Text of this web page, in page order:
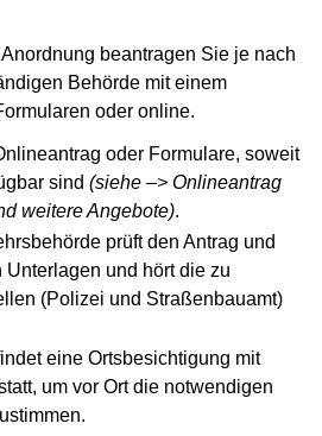
beantragen Sie je nach
Behörde mit einem
oder online.
oder Formulare, soweit
sind (siehe –> Onlineantrag
weitere Angebote).
prüft den Antrag und
und hört die zu
(Polizei und Straßenbauamt)
eine Ortsbesichtigung mit
um vor Ort die notwendigen